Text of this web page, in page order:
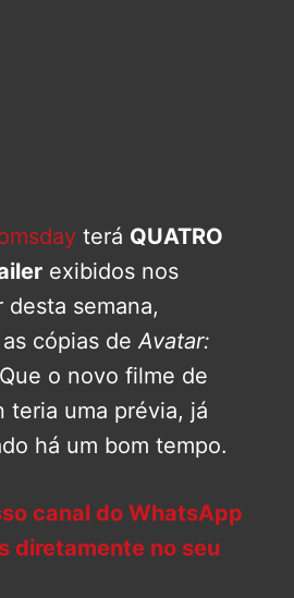
terá QUATRO
exibidos nos
semana,
cópias deAvatar:
o novo filme de
teria uma prévia, já
há um bom tempo.
canal do WhatsApp
diretamente no seu